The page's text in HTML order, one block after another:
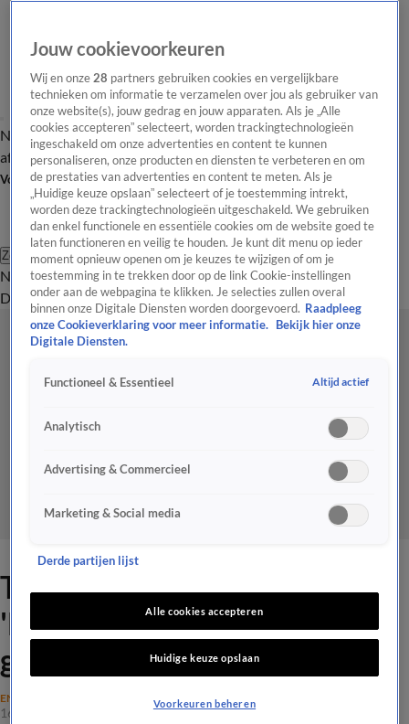
Nieuws van de DagOpinie van de Dag Onze categorieën Laatste
afleveringVideo's Nieuws van de Dag Podcast
Volg Nieuws van de Dag
Zoeken
Nieuws van de DagOpinie van de
Dag
Video'sUitzendingen PodcastPanelContact
The Voice na vier jaar terug:
'Met deze juryleden zit er
geen spanning in'
ENTERTAINMENT
16 jan 2026, 19:00
Jouw cookievoorkeuren
Wij en onze28 partners gebruiken cookies en vergelijkbare
technieken om informatie te verzamelen over jou als gebruiker van
onze website(s), jouw gedrag en jouw apparaten. Als je „Alle
cookies accepteren” selecteert, worden trackingtechnologieën
ingeschakeld om onze advertenties en content te kunnen
personaliseren, onze producten en diensten te verbeteren en om
de prestaties van advertenties en content te meten. Als je
„Huidige keuze opslaan” selecteert of je toestemming intrekt,
worden deze trackingtechnologieën uitgeschakeld. We gebruiken
dan enkel functionele en essentiële cookies om de website goed te
laten functioneren en veilig te houden. Je kunt dit menu op ieder
moment opnieuw openen om je keuzes te wijzigen of om je
toestemming in te trekken door op de link Cookie-instellingen
onder aan de webpagina te klikken. Je selecties zullen overal
binnen onze Digitale Diensten worden doorgevoerd. Raadpleeg
onze Cookieverklaring voor meer informatie.
Bekijk hier onze
Digitale Diensten.
Functioneel & Essentieel Altijd actief
Analytisch
Advertising & Commercieel
Marketing & Social media
Derde partijen lijst
Alle cookies accepteren
Huidige keuze opslaan
Voorkeuren beheren